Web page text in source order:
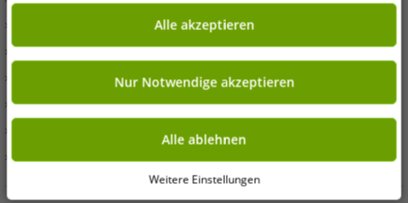
» Ihre Vorteile
» Originalware und Auszeichnungen Outlet46
» Presse
» AGB
» Datenschutz
» Impressum-o46
Alle akzeptieren
Nur Notwendige akzeptieren
Alle ablehnen
Weitere Einstellungen